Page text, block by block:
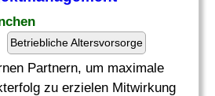
Betriebliche Altersvorsorge
Partnern, um maximale
zu erzielen Mitwirkung